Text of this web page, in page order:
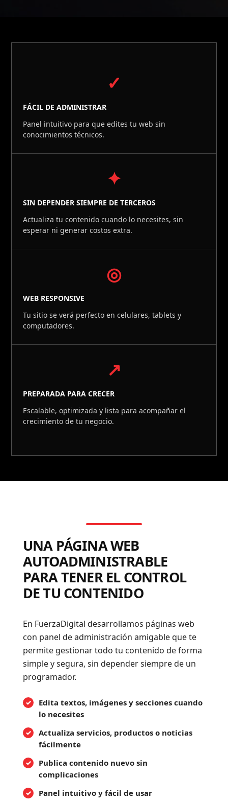
✓
FÁCIL DE ADMINISTRAR
Panel intuitivo para que edites tu web sin
conocimientos técnicos.
✦
SIN DEPENDER SIEMPRE DE TERCEROS
Actualiza tu contenido cuando lo necesites, sin
esperar ni generar costos extra.
◎
WEB RESPONSIVE
Tu sitio se verá perfecto en celulares, tablets y
computadores.
↗
PREPARADA PARA CRECER
Escalable, optimizada y lista para acompañar el
crecimiento de tu negocio.
UNA PÁGINA WEB
AUTOADMINISTRABLE
PARA TENER EL CONTROL
DE TU CONTENIDO
En FuerzaDigital desarrollamos páginas web
con panel de administración amigable que te
permite gestionar todo tu contenido de forma
simple y segura, sin depender siempre de un
programador.
Edita textos, imágenes y secciones cuando
lo necesites
Actualiza servicios, productos o noticias
fácilmente
Publica contenido nuevo sin
complicaciones
Panel intuitivo y fácil de usar